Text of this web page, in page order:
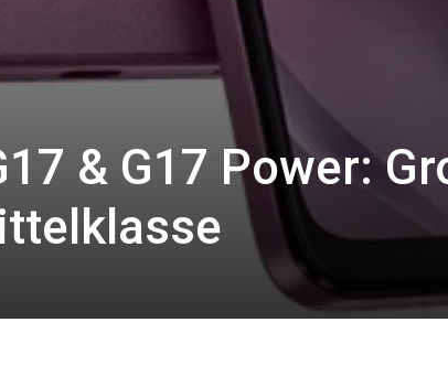
& G17 Power: